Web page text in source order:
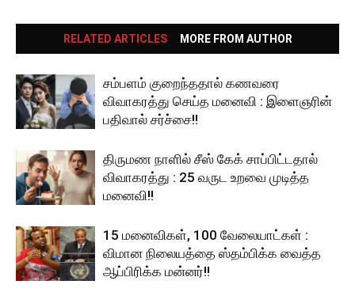
RELATED ARTICLES MORE FROM AUTHOR
சம்பளம் குறைந்ததால் கணவரை
விவாகரத்து செய்த மனைவி : இளைஞரின்
பதிவால் சர்ச்சை!!
திருமண நாளில் சீஸ் கேக் சாப்பிட்டதால்
விவாகரத்து : 25 வருட உறவை முடித்த
மனைவி!!
15 மனைவிகள், 100 வேலையாட்கள் :
விமான நிலையத்தை ஸ்தம்பிக்க வைத்த
ஆப்பிரிக்க மன்னர்!!